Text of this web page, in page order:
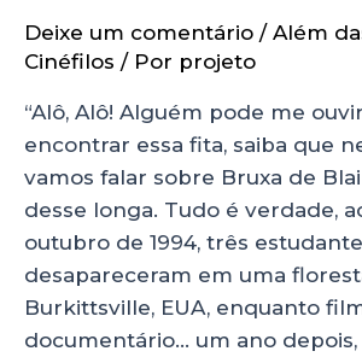
Deixe um comentário / Além
Cinéfilos / Por projeto
“Alô, Alô! Alguém pode me
encontrar essa fita, saiba que
vamos falar sobre Bruxa de
desse longa. Tudo é verdade,
outubro de 1994, três
desapareceram em uma
Burkittsville, EUA, enquanto
documentário… um ano depois,